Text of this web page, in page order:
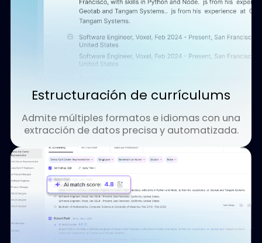
Capacidades end-to-end de
reclutamiento con IA
La solución de reclutamiento con IA de Dyna.Ai
todo el ciclo de vida de la contratación, desde la
candidatos, mediante la automatización inteligente